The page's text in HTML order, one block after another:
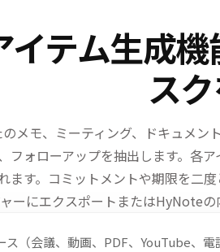
イテム生成機
ス
メモ、ミーティング、ドキュメン
フォローアップを抽出します。各
ます。 コミットメントや期限を二
ーにエクスポート またはHyNoteの
ス（会議、動画、PDF、YouTube、